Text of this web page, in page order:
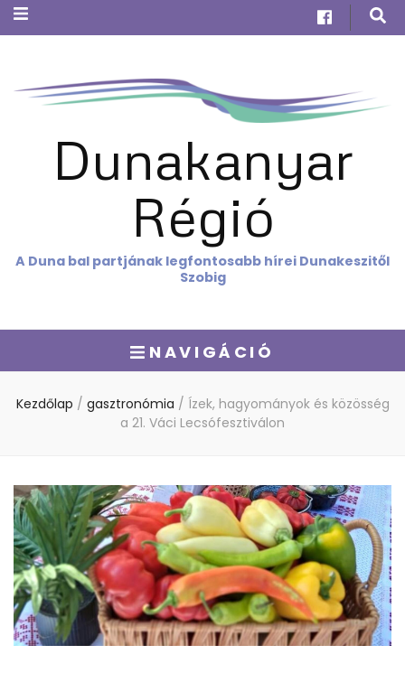
Dunakanyar
Régió
A Duna bal partjának legfontosabb hírei Dunakeszitől
Szobig
NAVIGÁCIÓ
Kezdőlap / gasztronómia / Ízek, hagyományok és közösség
a 21. Váci Lecsófesztiválon